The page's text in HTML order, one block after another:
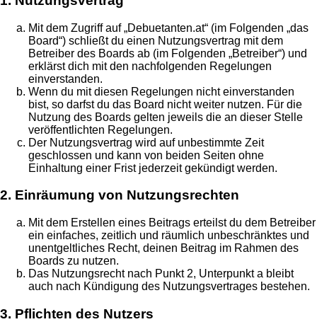
Mit dem Zugriff auf „Debuetanten.at“ (im Folgenden „das
Board“) schließt du einen Nutzungsvertrag mit dem
Betreiber des Boards ab (im Folgenden „Betreiber“) und
erklärst dich mit den nachfolgenden Regelungen
einverstanden.
Wenn du mit diesen Regelungen nicht einverstanden
bist, so darfst du das Board nicht weiter nutzen. Für die
Nutzung des Boards gelten jeweils die an dieser Stelle
veröffentlichten Regelungen.
Der Nutzungsvertrag wird auf unbestimmte Zeit
geschlossen und kann von beiden Seiten ohne
Einhaltung einer Frist jederzeit gekündigt werden.
2. Einräumung von Nutzungsrechten
Mit dem Erstellen eines Beitrags erteilst du dem Betreiber
ein einfaches, zeitlich und räumlich unbeschränktes und
unentgeltliches Recht, deinen Beitrag im Rahmen des
Boards zu nutzen.
Das Nutzungsrecht nach Punkt 2, Unterpunkt a bleibt
auch nach Kündigung des Nutzungsvertrages bestehen.
3. Pflichten des Nutzers